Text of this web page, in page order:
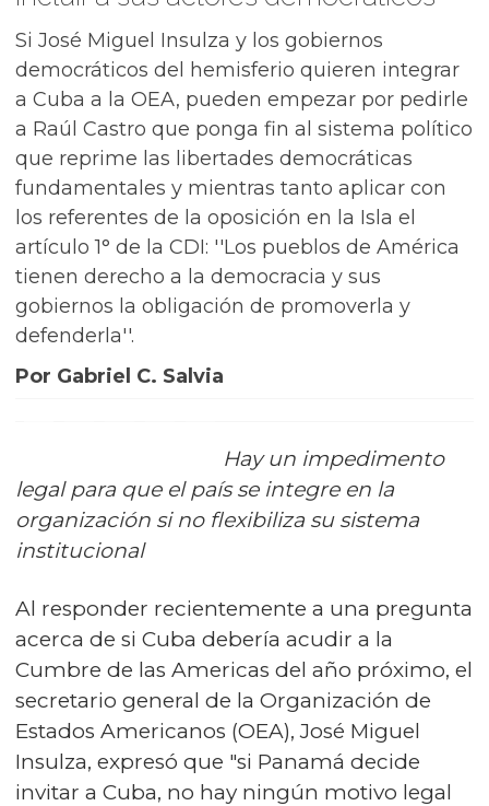
Si José Miguel Insulza y los gobiernos
democráticos del hemisferio quieren integrar
a Cuba a la OEA, pueden empezar por pedirle
a Raúl Castro que ponga fin al sistema político
que reprime las libertades democráticas
fundamentales y mientras tanto aplicar con
los referentes de la oposición en la Isla el
artículo 1° de la CDI: ''Los pueblos de América
tienen derecho a la democracia y sus
gobiernos la obligación de promoverla y
defenderla''.
Por Gabriel C. Salvia
Hay un impedimento
legal para que el país se integre en la
organización si no flexibiliza su sistema
institucional
Al responder recientemente a una pregunta
acerca de si Cuba debería acudir a la
Cumbre de las Americas del año próximo, el
secretario general de la Organización de
Estados Americanos (OEA), José Miguel
Insulza, expresó que "si Panamá decide
invitar a Cuba, no hay ningún motivo legal